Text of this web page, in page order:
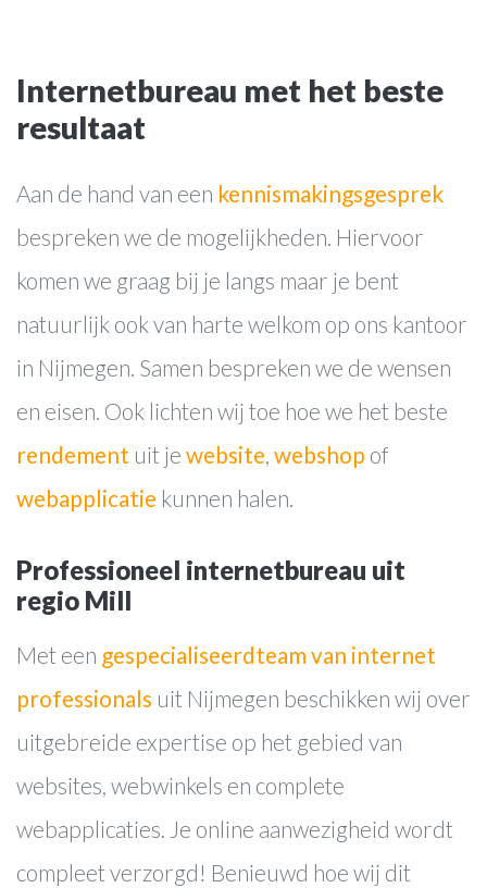
webapplicaties
Over ons
Werkwijze
Cases
Blog
Contact
Internetbureau met het beste
resultaat
Aan de hand van een kennismakingsgesprek
bespreken we de mogelijkheden. Hiervoor
komen we graag bij je langs maar je bent
natuurlijk ook van harte welkom op ons kantoor
in Nijmegen. Samen bespreken we de wensen
en eisen. Ook lichten wij toe hoe we het beste
rendement uit je website, webshop of
webapplicatie kunnen halen.
Professioneel internetbureau uit
regio Mill
Met een gespecialiseerdteam van internet
professionals uit Nijmegen beschikken wij over
uitgebreide expertise op het gebied van
websites, webwinkels en complete
webapplicaties. Je online aanwezigheid wordt
compleet verzorgd! Benieuwd hoe wij dit